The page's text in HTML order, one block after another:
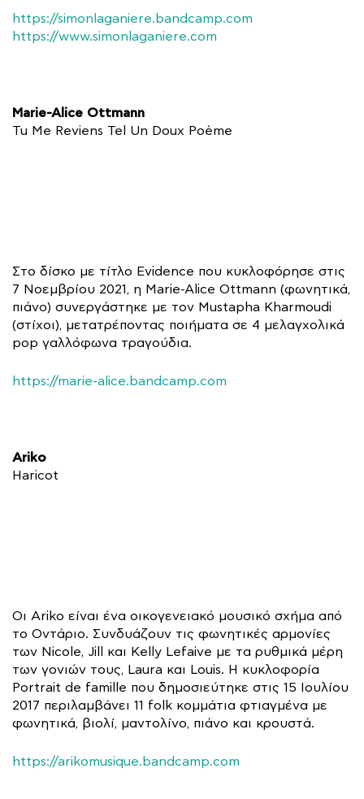
https://simonlaganiere.bandcamp.com
https://www.simonlaganiere.com
Marie-Alice Ottmann
Tu Me Reviens Tel Un Doux Poème
Στο δίσκο με τίτλο Evidence που κυκλοφόρησε στις
7 Νοεμβρίου 2021, η Marie-Alice Ottmann (φωνητικά,
πιάνο) συνεργάστηκε με τον Mustapha Kharmoudi
(στίχοι), μετατρέποντας ποιήματα σε 4 μελαγχολικά
pop γαλλόφωνα τραγούδια.
https://marie-alice.bandcamp.com
Ariko
Haricot
Οι Ariko είναι ένα οικογενειακό μουσικό σχήμα από
το Οντάριο. Συνδυάζουν τις φωνητικές αρμονίες
των Nicole, Jill και Kelly Lefaive με τα ρυθμικά μέρη
των γονιών τους, Laura και Louis. Η κυκλοφορία
Portrait de famille που δημοσιεύτηκε στις 15 Ιουλίου
2017 περιλαμβάνει 11 folk κομμάτια φτιαγμένα με
φωνητικά, βιολί, μαντολίνο, πιάνο και κρουστά.
https://arikomusique.bandcamp.com